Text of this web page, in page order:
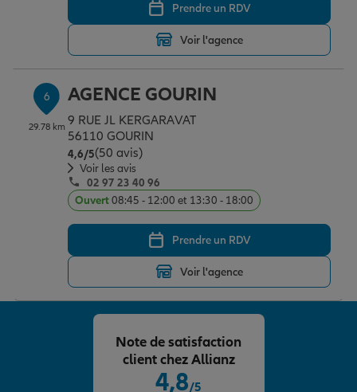
Prendre un RDV
Voir l'agence
6
29.78 km
AGENCE GOURIN
9 RUE JL KERGARAVAT
56110 GOURIN
4,6/5Note de 4.6 sur 5
(50 avis)
Voir les avis
02 97 23 40 96
Ouvert08:45 - 12:00 et 13:30 - 18:00
Prendre un RDV
Voir l'agence
4,8/5
Note de satisfaction
client chez Allianz